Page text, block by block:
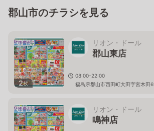
郡山市のチラシを見る
2枚
リオン・ドール
郡山東店
08:00-22:00
福島県郡山市西田町大田字宮木田
リオン・ドール
鳴神店